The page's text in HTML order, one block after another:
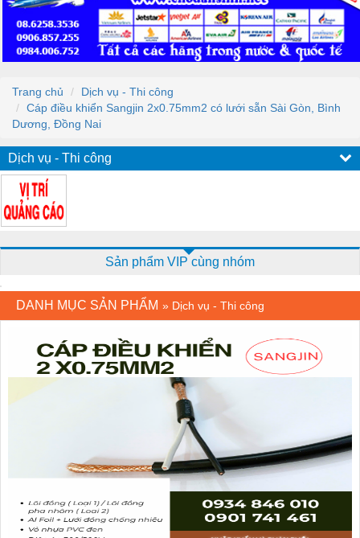
Trang chủ
Dịch vụ - Thi công
Cáp điều khiển Sangjin 2x0.75mm2 có lưới sẵn Sài Gòn, Bình
Dương, Đồng Nai
Dịch vụ - Thi công
Sản phẩm VIP cùng nhóm
DANH MỤC SẢN PHẨM » Dịch vụ - Thi công